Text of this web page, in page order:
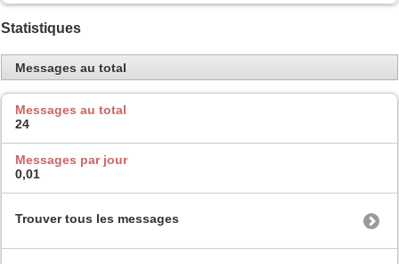
Statistiques
Messages au total
Messages au total
24
Messages par jour
0,01
Trouver tous les messages